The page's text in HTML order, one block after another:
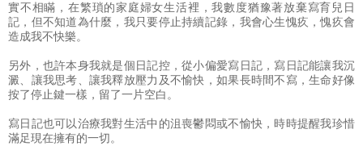
實不相瞞，在繁瑣的家庭婦女生活裡，我數度猶豫著放棄寫育兒日
記，但不知道為什麼，我只要停止持續記錄，我會心生愧疚，愧疚會
造成我不快樂。
另外，也許本身我就是個日記控，從小偏愛寫日記，寫日記能讓我沉
澱、讓我思考、讓我釋放壓力及不愉快，如果長時間不寫，生命好像
按了停止鍵一樣，留了一片空白。
寫日記也可以治療我對生活中的沮喪鬱悶或不愉快，時時提醒我珍惜
滿足現在擁有的一切。